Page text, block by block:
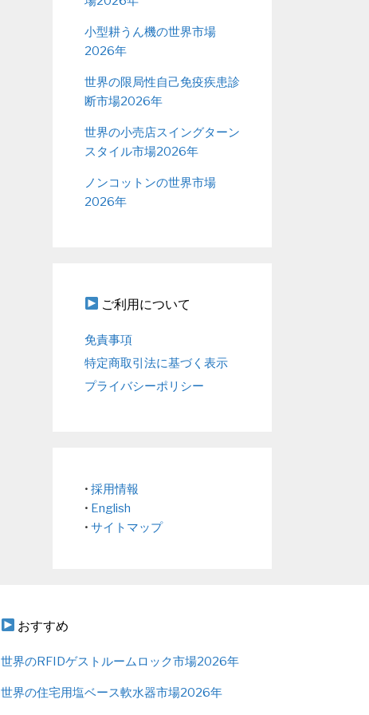
小型耕うん機の世界市場
2026年
世界の限局性自己免疫疾患診
断市場2026年
世界の小売店スイングターン
スタイル市場2026年
ノンコットンの世界市場
2026年
ご利用について
免責事項
特定商取引法に基づく表示
プライバシーポリシー
• 採用情報
• English
• サイトマップ
おすすめ
世界のRFIDゲストルームロック市場2026年
世界の住宅用塩ベース軟水器市場2026年